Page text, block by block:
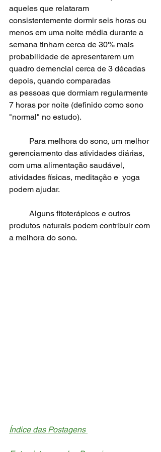
aqueles que relataram
consistentemente dormir seis horas ou
menos em uma noite média durante a
semana tinham cerca de 30% mais
probabilidade de apresentarem um
quadro demencial cerca de 3 décadas
depois, quando comparadas
as pessoas que dormiam regularmente
7 horas por noite (definido como sono
"normal" no estudo).
gerenciamento das atividades diárias,
com uma alimentação saudável,
atividades físicas, meditação e  yoga
podem ajudar.
produtos naturais podem contribuir com
a melhora do sono.
Índice das Postagens